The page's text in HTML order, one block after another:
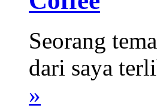
Seorang
dari saya
»